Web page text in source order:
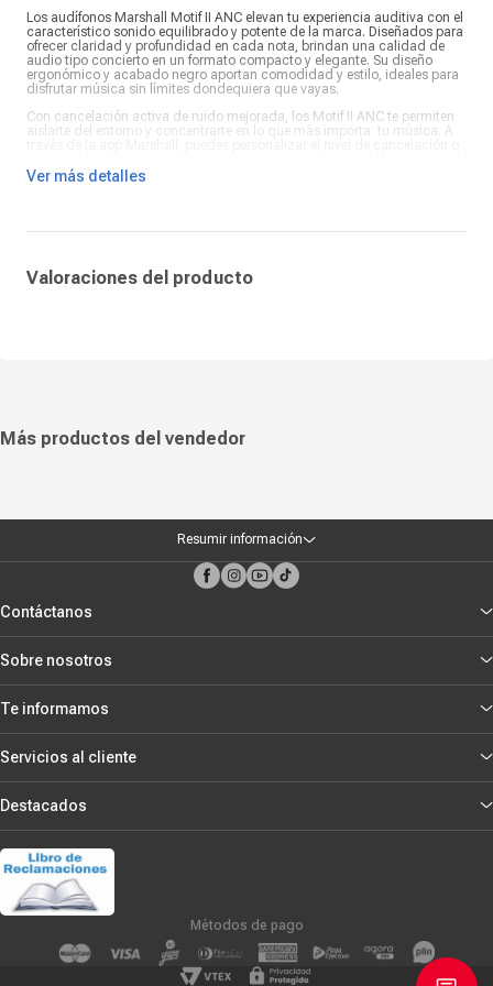
Los audífonos Marshall Motif II ANC elevan tu experiencia auditiva con el
característico sonido equilibrado y potente de la marca. Diseñados para
ofrecer claridad y profundidad en cada nota, brindan una calidad de
audio tipo concierto en un formato compacto y elegante. Su diseño
ergonómico y acabado negro aportan comodidad y estilo, ideales para
disfrutar música sin límites dondequiera que vayas.
Con cancelación activa de ruido mejorada, los Motif II ANC te permiten
aislarte del entorno y concentrarte en lo que más importa: tu música. A
a tu alrededor. Equipados con tecnología Bluetooth LE Audio,
Disfruta hasta 6 horas de reproducción continua, o 30 horas con el
posconsumo, los Marshall Motif II ANC combinan sostenibilidad,
potencia y autenticidad sonora. Perfectos para quienes buscan sonido
Ver más detalles
Valoraciones del producto
Más productos del vendedor
Resumir información
Contáctanos
Sobre nosotros
Te informamos
Servicios al cliente
Destacados
Métodos de pago